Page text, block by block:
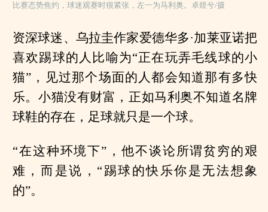
比赛态势焦灼，球迷观赛时很紧张，左一为马利奥。卓煜兮/摄
资深球迷、乌拉圭作家爱德华多·加莱亚诺把
喜欢踢球的人比喻为“正在玩弄毛线球的小
猫”，见过那个场面的人都会知道那有多快
乐。小猫没有财富，正如马利奥不知道名牌
球鞋的存在，足球就只是一个球。
“在这种环境下”，他不谈论所谓贫穷的艰
难，而是说，“踢球的快乐你是无法想象
的”。